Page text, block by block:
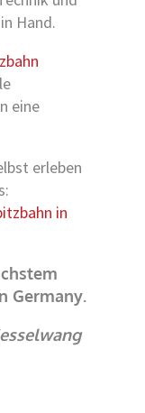
Hand.
eine
erleben
in
Germany.